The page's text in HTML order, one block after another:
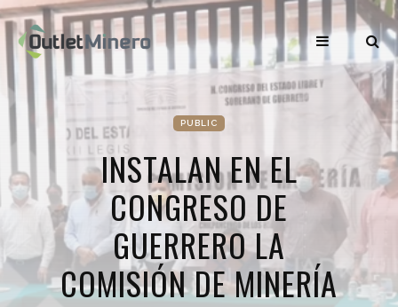
PUBLIC
INSTALAN EN EL
CONGRESO DE
GUERRERO LA
COMISIÓN DE MINERÍA